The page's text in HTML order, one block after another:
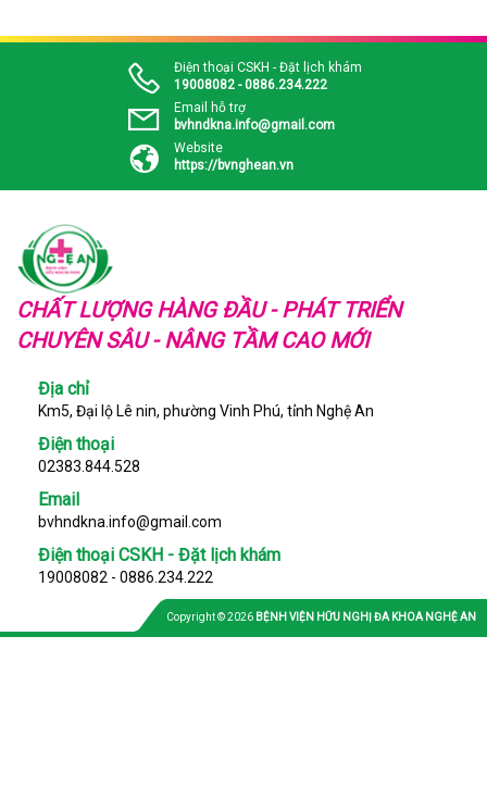
Điện thoại CSKH - Đặt lịch khám
19008082 - 0886.234.222
Email hỗ trợ
bvhndkna.info@gmail.com
Website
https://bvnghean.vn
CHẤT LƯỢNG HÀNG ĐẦU - PHÁT TRIỂN
CHUYÊN SÂU - NÂNG TẦM CAO MỚI
Địa chỉ
Km5, Đại lộ Lê nin, phường Vinh Phú, tỉnh Nghệ An
Điện thoại
02383.844.528
Email
bvhndkna.info@gmail.com
Điện thoại CSKH - Đặt lịch khám
19008082 - 0886.234.222
Copyright © 2026 BỆNH VIỆN HỮU NGHỊ ĐA KHOA NGHỆ AN